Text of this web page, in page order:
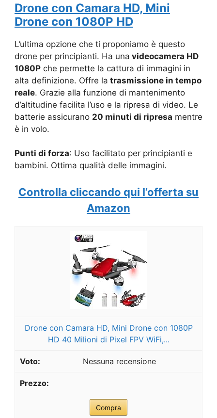
Drone con Camara HD, Mini
Drone con 1080P HD
L’ultima opzione che ti proponiamo è questo
drone per principianti. Ha una videocamera HD
1080P che permette la cattura di immagini in
alta definizione. Offre la trasmissione in tempo
reale. Grazie alla funzione di mantenimento
d’altitudine facilita l’uso e la ripresa di video. Le
batterie assicurano 20 minuti di ripresa mentre
è in volo.
Punti di forza: Uso facilitato per principianti e
bambini. Ottima qualità delle immagini.
Controlla cliccando qui l’offerta su
Amazon
Drone con Camara HD, Mini Drone con 1080P
HD 40 Milioni di Pixel FPV WiFi,...
Nessuna recensione
Compra